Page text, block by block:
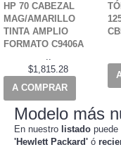
HP 70 CABEZAL
MAG/AMARILLO
TINTA AMPLIO
FORMATO C9406A
..
$1,815.28
A COMPRAR
Modelo más
En nuestro listado puede
'Hewlett Packard' ó